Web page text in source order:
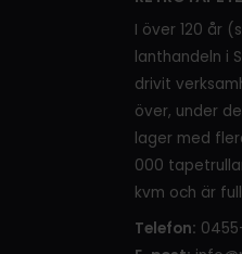
I över 120 år
lanthandeln i
drivit
över, under
lager med
000
kvm och är
Telefon: